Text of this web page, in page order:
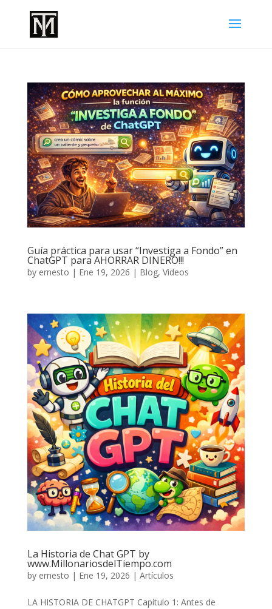
Guía práctica para usar “Investiga a Fondo” en
ChatGPT para AHORRAR DINERO!!!
by ernesto | Ene 19, 2026 | Blog, Videos
La Historia de Chat GPT by
www.MillonariosdelTiempo.com
by ernesto | Ene 19, 2026 | Artículos
LA HISTORIA DE CHATGPT Capítulo 1: Antes de